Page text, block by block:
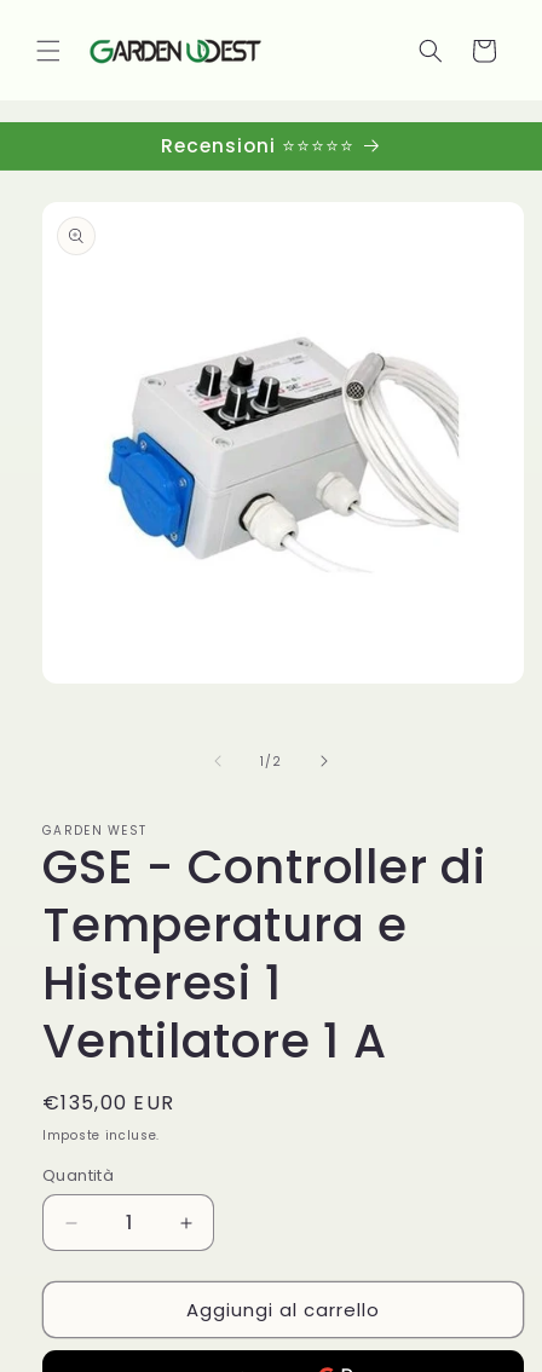
ai contenuti
Carrello
Recensioni ⭐⭐⭐⭐⭐
prodotto
1 /su
2
GARDEN WEST
GSE - Controller di
Temperatura e
Histeresi 1
Ventilatore 1 A
Prezzo
di
€135,00 EUR
Imposte incluse.
Quantità
Diminuisci
quantità
per
-
Aumenta
quantità
per
GSE
-
Aggiungi al carrello